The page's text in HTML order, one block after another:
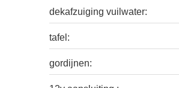
dekafzuiging vuilwater:
tafel:
gordijnen: